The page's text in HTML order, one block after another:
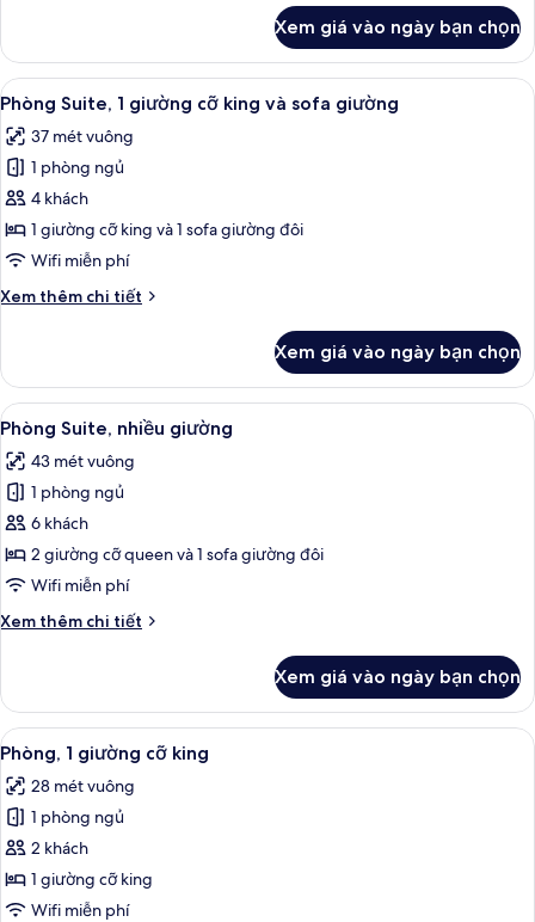
Phòng,
giường
queen,
góc
Xem giá vào ngày bạn chọn
Xem
tất
cả
ảnh
Phòng
Suite,
1
cỡ
sofa
giường
TV màn hình phẳng 55-inch có
6
Phòng Suite, 1 giường cỡ king và sofa giường
37 mét vuông
1 phòng ngủ
4 khách
1 giường cỡ king và 1 sofa giường đôi
Wifi miễn phí
Xem thêm chi tiết
Chi
Phòng
Suite,
1
giường
cỡ
king
và
sofa
giường
Xem giá vào ngày bạn chọn
Xem
tất
cả
ảnh
Phòng
Suite,
nhiều
TV màn hình phẳng 55-inch có
6
Phòng Suite, nhiều giường
43 mét vuông
1 phòng ngủ
6 khách
2 giường cỡ queen và 1 sofa giường đôi
Wifi miễn phí
Xem thêm chi tiết
Chi
Phòng
Suite,
nhiều
giường
Xem giá vào ngày bạn chọn
Xem
tất
cả
ảnh
Phòng,
1
giường
Bàn, khu vực làm việc phù hợp cho
6
Phòng, 1 giường cỡ king
28 mét vuông
1 phòng ngủ
2 khách
1 giường cỡ king
Wifi miễn phí